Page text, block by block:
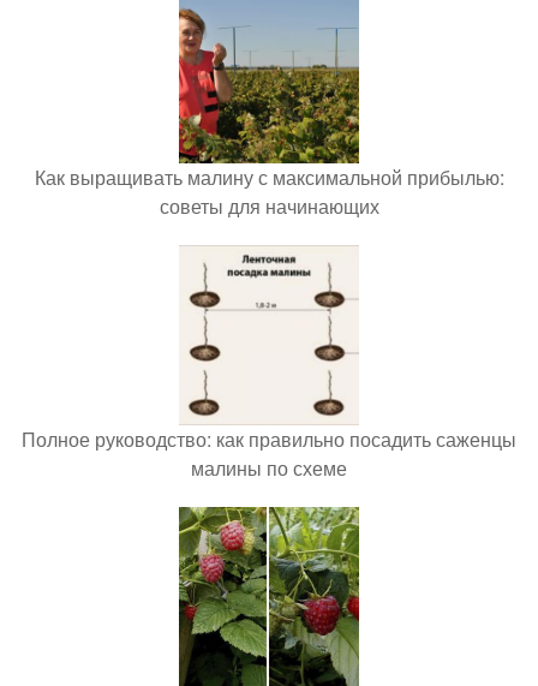
Как выращивать малину с максимальной прибылью:
советы для начинающих
Полное руководство: как правильно посадить саженцы
малины по схеме